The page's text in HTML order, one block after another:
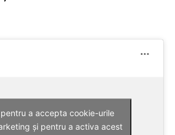
a accepta cookie-urile
și pentru a activa acest